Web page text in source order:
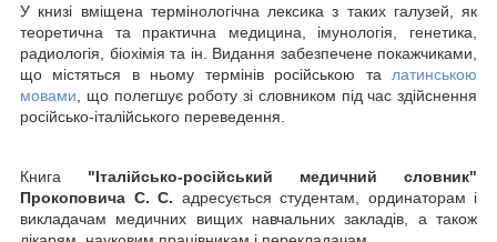
У книзі вміщена термінологічна лексика з таких галузей, як
теоретична та практична медицина, імунологія, генетика,
радиологія, біохімія та ін. Видання забезпечене покажчиками,
що містяться в ньому термінів російською та латинською
мовами , що полегшує роботу зі словником під час здійснення
російсько-італійського переведення.
Книга "Італійсько-російський медичний словник"
Прокоповича С. С. адресується студентам, ординаторам і
викладачам медичних вищих навчальних закладів, а також